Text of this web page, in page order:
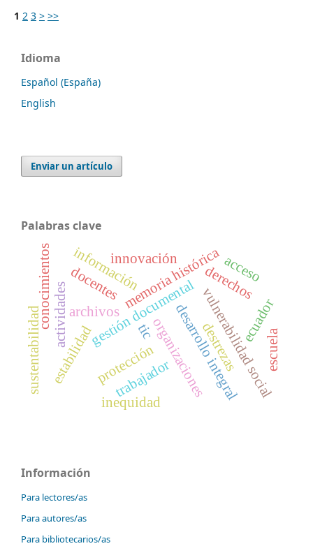
1 2 3 > >>
Idioma
Español (España)
English
Enviar un artículo
Palabras clave
gestión documental
archivos
memoria histórica
organizaciones
información
desarrollo integral
protección vulnerabilidad social
ecuador
actividades
conocimientos
tic
sustentabilidad trabajador
derechos
estabilidad
innovación
docentes
escuela
inequidad
acceso
destrezas
Información
Para lectores/as
Para autores/as
Para bibliotecarios/as